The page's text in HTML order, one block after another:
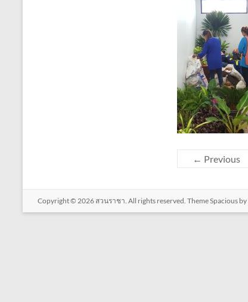
← Previous
Copyright © 2026 สวนราชา . All rights reserved. ThemeSpacious